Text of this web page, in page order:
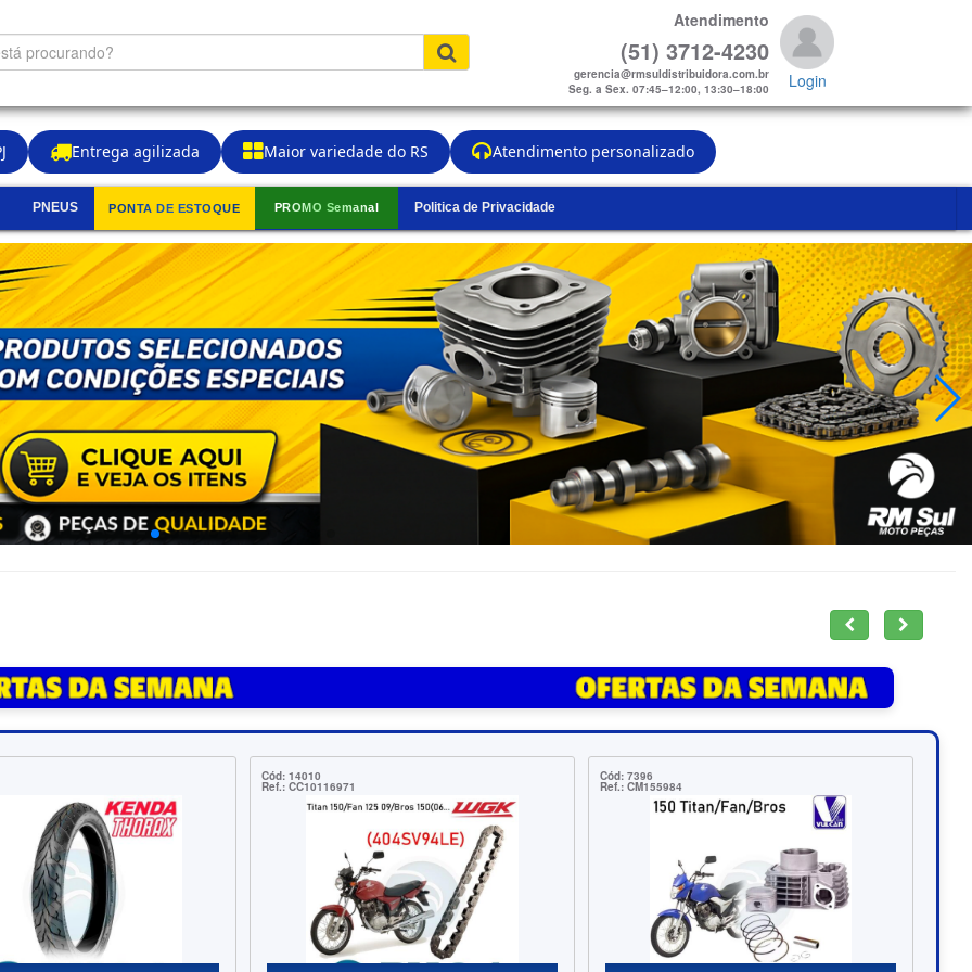
Entrega agilizada Maior variedade do RS Atendimento personalizado
Atendimento
(51) 3712-4230
gerencia@rmsuldistribuidora.com.br
Seg. a Sex. 07:45–12:00, 13:30–18:00
Login
PNEUS PONTA DE ESTOQUE PROMO Semanal Politica de Privacidade